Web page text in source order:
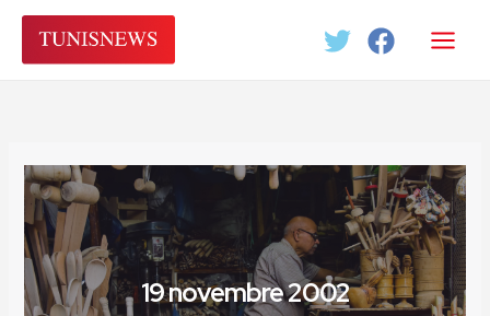
Aller
contenu
19 novembre 2002